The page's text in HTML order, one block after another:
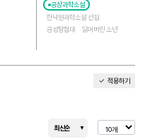
공상과학소설
한낙원과학소설 선집
금성탐험대
잃어버린 소년
적용하기
최신순